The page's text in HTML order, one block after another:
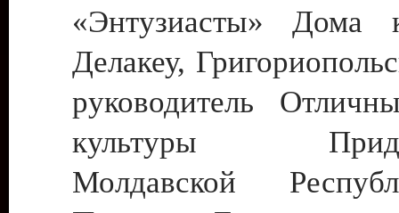
«Энтузиасты» Дома
Делакеу,
руководитель
культуры
Молдавской